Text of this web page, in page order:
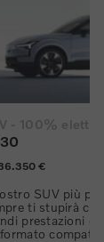
€
SUV più
ti stupirà
prestazioni